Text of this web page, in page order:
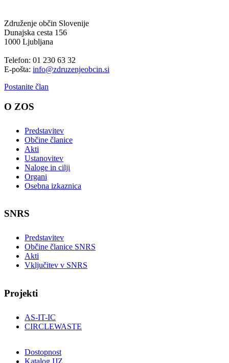
Združenje občin Slovenije
Dunajska cesta 156
1000 Ljubljana
Telefon: 01 230 63 32
E-pošta: info@zdruzenjeobcin.si
Postanite član
O ZOS
Predstavitev
Občine članice
Akti
Ustanovitev
Naloge in cilji
Organi
Osebna izkaznica
SNRS
Predstavitev
Občine članice SNRS
Akti
Vključitev v SNRS
Projekti
AS-IT-IC
CIRCLEWASTE
Dostopnost
Katalog IJZ